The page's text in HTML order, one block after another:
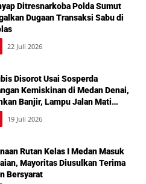
Ditresnarkoba Polda Sumut
Dugaan Transaksi Sabu di
22 Juli 2026
Disorot Usai Sosperda
Kemiskinan di Medan Denai,
Banjir, Lampu Jalan Mati
Bantuan
19 Juli 2026
Rutan Kelas I Medan Masuk
Mayoritas Diusulkan Terima
Bersyarat